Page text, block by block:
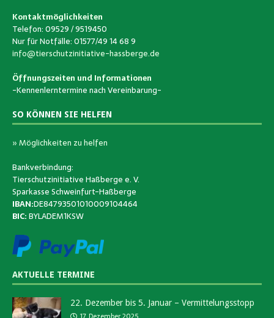
Kontaktmöglichkeiten
Telefon: 09529 / 9519450
Nur für Notfälle: 01577/49 14 68 9
info@tierschutzinitiative-hassberge.de
Öffnungszeiten und Informationen
-Kennenlerntermine nach Vereinbarung-
SO KÖNNEN SIE HELFEN
» Möglichkeiten zu helfen
Bankverbindung:
Tierschutzinitiative Haßberge e. V.
Sparkasse Schweinfurt-Haßberge
IBAN:DE84793501010009104464
BIC:BYLADEM1KSW
AKTUELLE TERMINE
22. Dezember bis 5. Januar – Vermittelungsstopp